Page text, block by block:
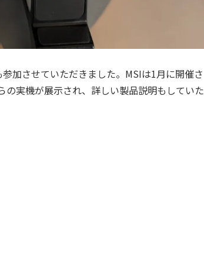
加させていただきました。MSIは1月に開催さ
の実機が展示され、詳しい製品説明もしていた